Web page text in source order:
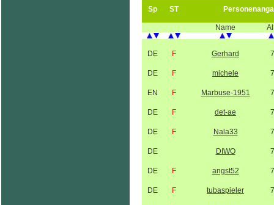
Sp ST
Name
DE F Gerhard
DE F michele
EN F Marbuse-1951
DE F det-ae
DE F Nala33
DE DIWO
DE F angst52
DE F tubaspieler